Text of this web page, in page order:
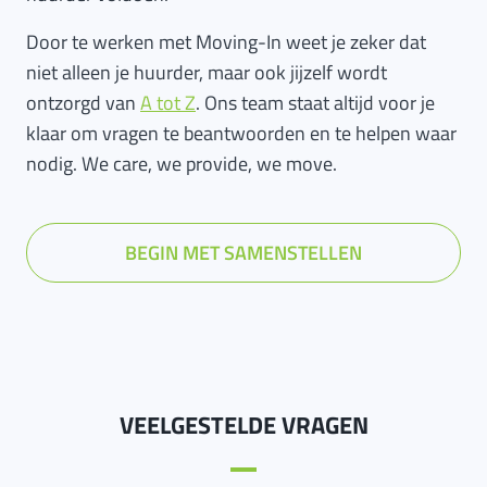
Door te werken met Moving-In weet je zeker dat
niet alleen je huurder, maar ook jijzelf wordt
ontzorgd vanA tot Z. Ons team staat altijd voor je
klaar om vragen te beantwoorden en te helpen waar
nodig. We care, we provide, we move.
BEGIN MET SAMENSTELLEN
VEELGESTELDE VRAGEN